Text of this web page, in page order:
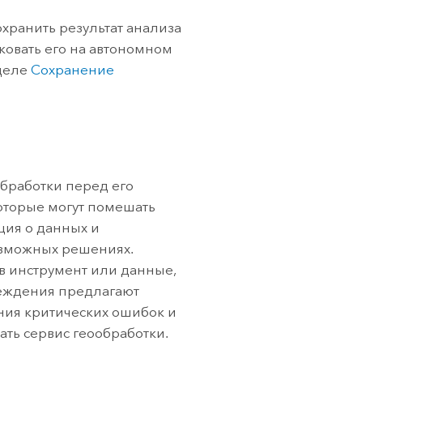
результат анализа
его на автономном
Сохранение
перед его
могут помешать
о данных и
решениях.
инструмент или данные,
предлагают
критических ошибок и
сервис геообработки.